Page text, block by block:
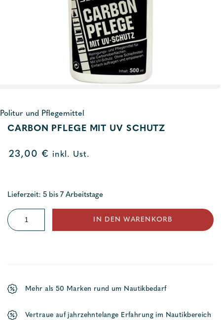
Politur und Pflegemittel
CARBON PFLEGE MIT UV SCHUTZ
23,00 € inkl. Ust.
Lieferzeit: 5 bis 7 Arbeitstage
Carbon
Pflege
Menge
IN DEN WARENKORB
Mehr als 50 Marken rund um Nautikbedarf
Vertraue auf jahrzehntelange Erfahrung im Nautikbereich